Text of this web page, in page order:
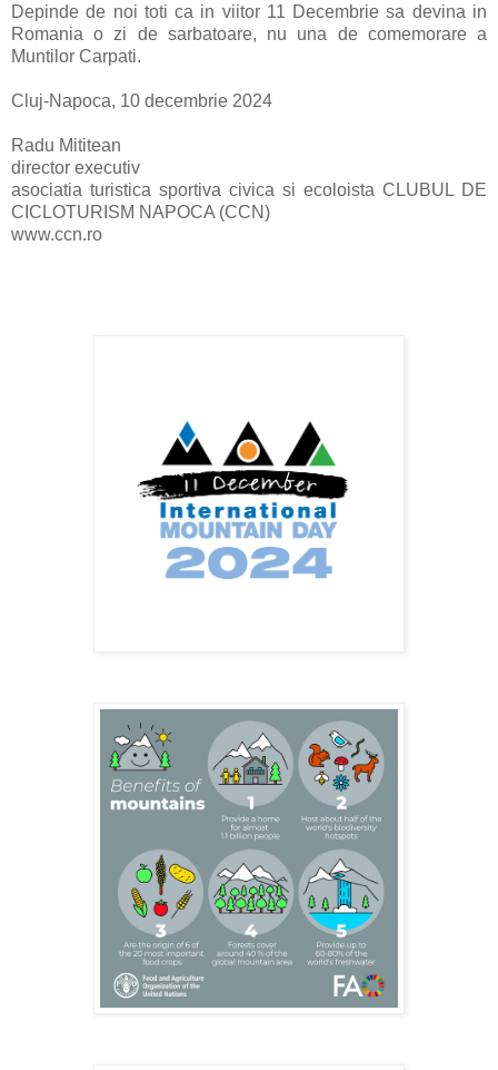
Depinde de noi toti ca in viitor 11 Decembrie sa devina in
Romania o zi de sarbatoare, nu una de comemorare a
Muntilor Carpati.
Cluj-Napoca, 10 decembrie 2024
Radu Mititean
director executiv
asociatia turistica sportiva civica si ecoloista CLUBUL DE
CICLOTURISM NAPOCA (CCN)
www.ccn.ro